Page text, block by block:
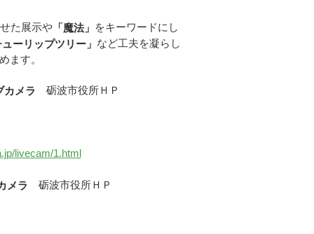
た展示や 「魔法」 をキーワードにし
ーリップツリー」 など工夫を凝らし
ます。
カメラ 砺波市役所ＨＰ
livecam/1.html
メラ 砺波市役所ＨＰ